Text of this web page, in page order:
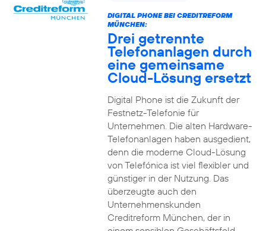
DIGITAL PHONE BEI CREDITREFORM
MÜNCHEN:
Drei getrennte
Telefonanlagen durch
eine gemeinsame
Cloud-Lösung ersetzt
Digital Phone ist die Zukunft der
Festnetz-Telefonie für
Unternehmen. Die alten Hardware-
Telefonanlagen haben ausgedient,
denn die moderne Cloud-Lösung
von Telefónica ist viel flexibler und
günstiger in der Nutzung. Das
überzeugte auch den
Unternehmenskunden
Creditreform München, der in